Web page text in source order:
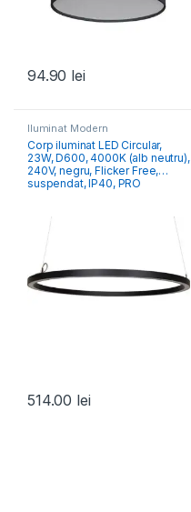
94.90 lei
Iluminat Modern
Corp iluminat LED Circular,
23W, D600, 4000K (alb neutru),
240V, negru, Flicker Free,
suspendat, IP40, PRO
514.00 lei